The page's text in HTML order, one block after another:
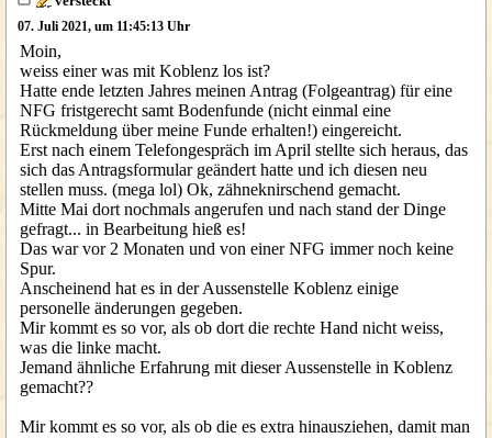
07. Juli 2021, um 11:45:13 Uhr
Moin,
weiss einer was mit Koblenz los ist?
Hatte ende letzten Jahres meinen Antrag (Folgeantrag) für eine
NFG fristgerecht samt Bodenfunde (nicht einmal eine
Rückmeldung über meine Funde erhalten!) eingereicht.
Erst nach einem Telefongespräch im April stellte sich heraus, das
sich das Antragsformular geändert hatte und ich diesen neu
stellen muss. (mega lol) Ok, zähneknirschend gemacht.
Mitte Mai dort nochmals angerufen und nach stand der Dinge
gefragt... in Bearbeitung hieß es!
Das war vor 2 Monaten und von einer NFG immer noch keine
Spur.
Anscheinend hat es in der Aussenstelle Koblenz einige
personelle änderungen gegeben.
Mir kommt es so vor, als ob dort die rechte Hand nicht weiss,
was die linke macht.
Jemand ähnliche Erfahrung mit dieser Aussenstelle in Koblenz
gemacht??
Mir kommt es so vor, als ob die es extra hinausziehen, damit man